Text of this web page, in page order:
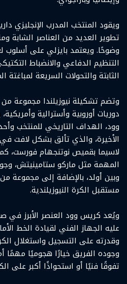
ويقود المنتخب المدرب الإنجليزي
تطوير العديد من العناصر الشابة
وضوحًا. ويعتمد بايزلي على أسلوب
التنظيم الدفاعي والانضباط
الثابتة والتحولات السريعة لمباغتة
وتضم تشكيلة نيوزيلندا مجموعة
دوريات أوروبية وأسترالية
وود، الهداف التاريخي للمنتخب
الأخيرة، والذي تألق بشكل لافت في
لاسيما بقميص نوتنجهام فورست،
المهمة مثل ماركو ستامينيتش، وجو
وبين أولد، بالإضافة إلى مجموعة
مستقبل الكرة النيوزيلندية.
ويُعد كريس وود العنصر الأبرز في
عليه الجهاز الفني لقيادة الخط
وقدرته على التسجيل واستغلال
وجوده الفريق خيارًا هجوميًا مهمًا
تفوقًا فنيًا أو استحواذًا أكبر على